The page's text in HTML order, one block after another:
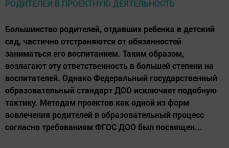
Большинство родителей, отдавших ребенка в детский
сад, частично отстраняются от обязанностей
заниматься его воспитанием. Таким образом,
возлагают эту ответственность в большей степени на
воспитателей. Однако Федеральный государственный
образовательный стандарт ДОО исключает подобную
тактику. Методам проектов как одной из форм
вовлечения родителей в образовательный процесс
согласно требованиям ФГОС ДОО был посвящен...